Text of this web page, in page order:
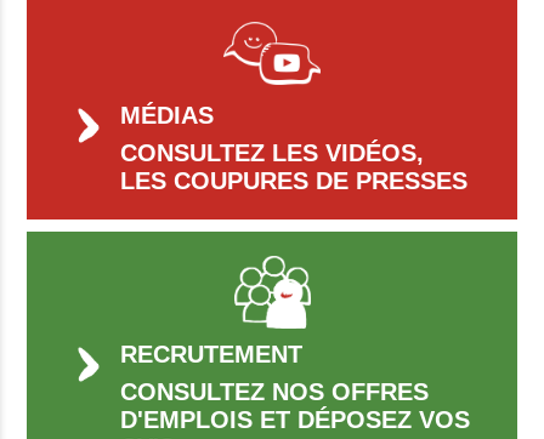
MÉDIAS
CONSULTEZ LES VIDÉOS,
LES COUPURES DE PRESSES
RECRUTEMENT
CONSULTEZ NOS OFFRES
D'EMPLOIS ET DÉPOSEZ VOS